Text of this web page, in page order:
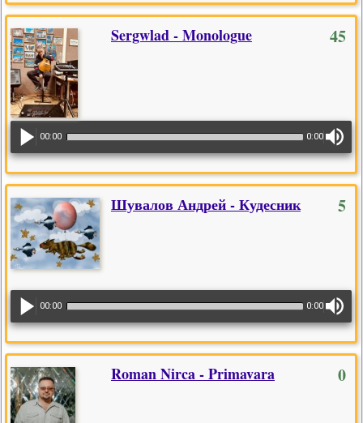
45
Sergwlad - Monologue
00:00 0:00
5
Шувалов Андрей - Кудесник
00:00 0:00
0
Roman Nirca - Primavara